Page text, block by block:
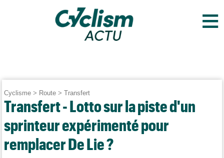
≡
Cyclisme > Route >Transfert
Transfert - Lotto sur la piste d'un
sprinteur expérimenté pour
remplacer De Lie ?